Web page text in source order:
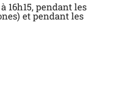
16h15, pendant les
et pendant les